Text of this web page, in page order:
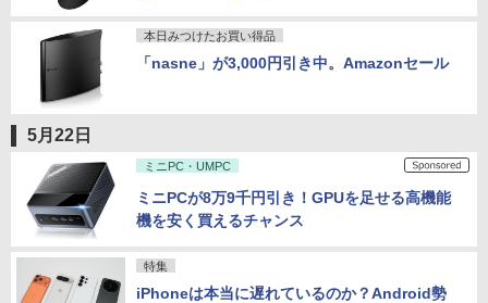
本日みつけたお買い得品
「nasne」が3,000円引き中。Amazonセール
5月22日
ミニPC・UMPC
ミニPCが8万9千円引き！GPUを足せる高機能
機を安く買えるチャンス
特集
iPhoneは本当に遅れているのか？Android勢